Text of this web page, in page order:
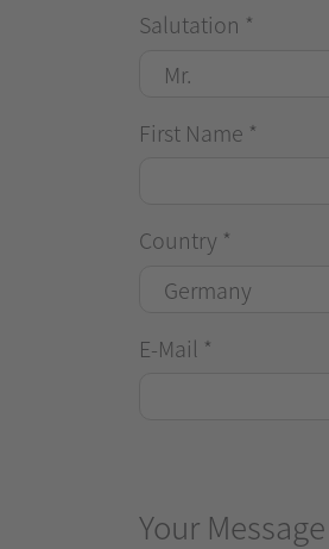
Salutation *
First Name *
Country *
E-Mail *
Your Message